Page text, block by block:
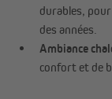
durables,
des années.
Ambiance
confort et de